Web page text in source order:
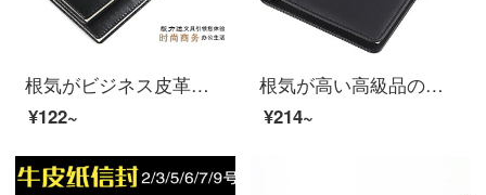
根気がビジネス皮革の仕事会議記録本高級皮質ケースノートノートA 5/B 5 200ページブラックA 5/25 Kケース会議本HY 3525
¥122~
根気が高い高級品の皮の磁気ボタンのルーズリーフの本A 5/A 6/6孔のビジネスの磁気ボタンのメモ帳B 5/9ホールの執務する100グラムのルーズリーフのノートの黒色A 5071 S A 5穴の磁気ボタンのルーズリーフのノート
¥214~